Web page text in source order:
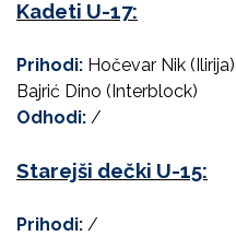
Kadeti U-17:
Prihodi: Hočevar Nik
Bajrić Dino (Interblock)
Odhodi: /
Starejši dečki U-15:
Prihodi: /